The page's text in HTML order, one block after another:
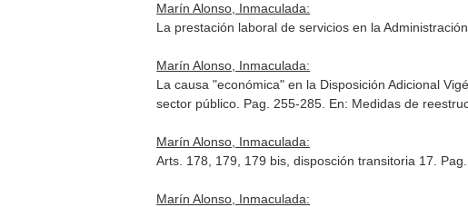
Marín Alonso, Inmaculada:
La prestación laboral de servicios en la
Marín Alonso, Inmaculada:
La causa "económica" en la Disposición Adicional
sector público. Pag. 255-285. En: Medidas de
Marín Alonso, Inmaculada:
Arts. 178, 179, 179 bis, disposción transitoria 17.
Marín Alonso, Inmaculada: